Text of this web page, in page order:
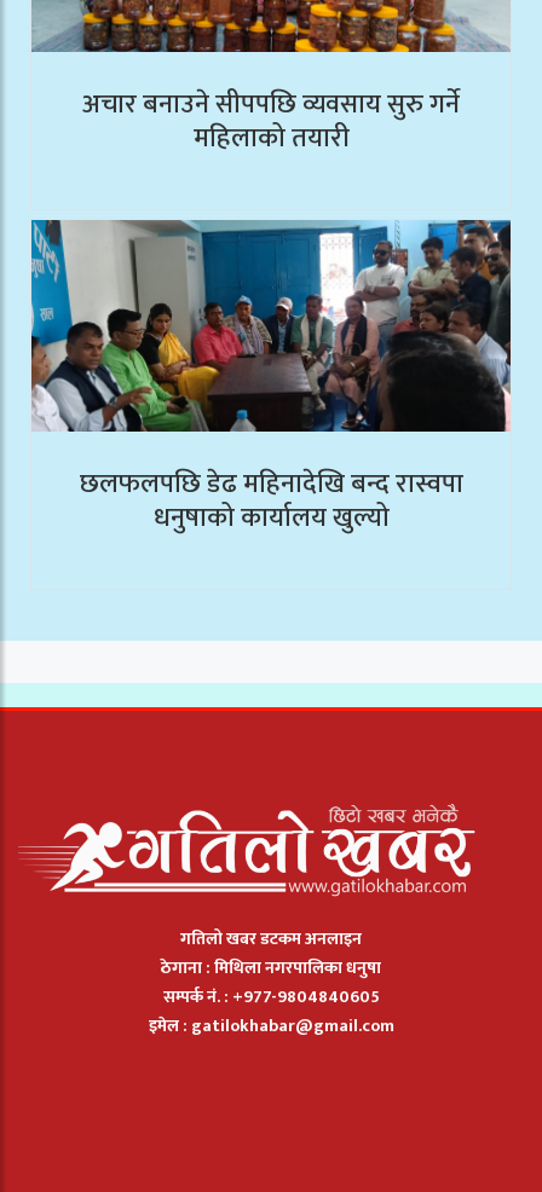
अचार बनाउने सीपपछि व्यवसाय सुरु गर्ने
महिलाको तयारी
छलफलपछि डेढ महिनादेखि बन्द रास्वपा
धनुषाको कार्यालय खुल्यो
गतिलो खबर डटकम अनलाइन
ठेगाना : मिथिला नगरपालिका धनुषा
सम्पर्क नं. : +977-9804840605
इमेल : gatilokhabar@gmail.com